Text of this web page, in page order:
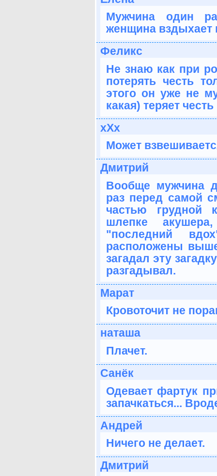
Мужчина один
женщина вздыхает
Феликс
Не знаю как при
потерять честь
этого он уже не
какая) теряет
xXx
Может
Дмитрий
Вообще мужчина
раз перед самой
частью грудной
шлепке
"последний
расположены
загадал эту
разгадывал.
Марат
Кровоточит не
наташа
Плачет.
Санёк
Одевает фартук
запачкаться...
Андрей
Ничего не делает.
Дмитрий